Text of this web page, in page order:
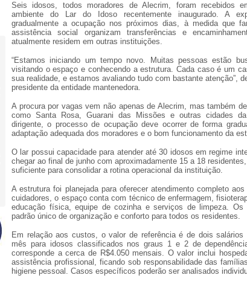
Seis idosos, todos moradores de Alecrim, foram recebidos
ambiente do Lar do Idoso recentemente inaugurado. A
gradualmente a ocupação nos próximos dias, à medida que
assistência social organizam transferências e
atualmente residem em outras instituições.
“Estamos iniciando um tempo novo. Muitas pessoas estão
visitando o espaço e conhecendo a estrutura. Cada caso é um
sua realidade, e estamos avaliando tudo com bastante atenção”,
presidente da entidade mantenedora.
A procura por vagas vem não apenas de Alecrim, mas também
como Santa Rosa, Guarani das Missões e outras cidades
dirigente, o processo de ocupação deve ocorrer de forma
adaptação adequada dos moradores e o bom funcionamento da
O lar possui capacidade para atender até 30 idosos em regime
chegar ao final de junho com aproximadamente 15 a 18
suficiente para consolidar a rotina operacional da instituição.
A estrutura foi planejada para oferecer atendimento completo
cuidadores, o espaço conta com técnico de enfermagem,
educação física, equipe de cozinha e serviços de limpeza. Os
padrão único de organização e conforto para todos os residentes.
Em relação aos custos, o valor de referência é de dois
mês para idosos classificados nos graus 1 e 2 de
corresponde a cerca de R$4.050 mensais. O valor inclui
assistência profissional, ficando sob responsabilidade das
higiene pessoal. Casos específicos poderão ser analisados